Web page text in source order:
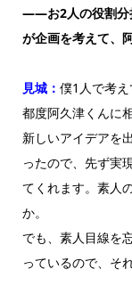
——お2人の役割分
が企画を考えて、
見城： 僕1人で考
都度阿久津くんに
新しいアイデアを
ったので、先ず実
てくれます。素人
か。
でも、素人目線を
っているので、そ